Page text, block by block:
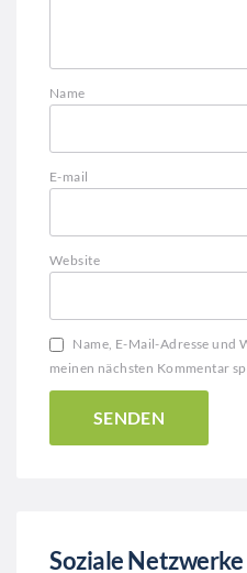
Name
E-mail
Website
Name, E-Mail-Adresse und
meinen nächsten Kommentar
Soziale Netzwerke